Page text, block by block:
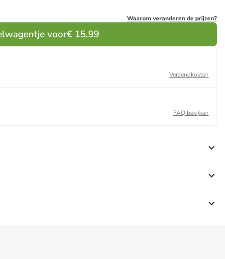
Waarom veranderen de prijzen?
voor€ 15,99
Verzendkosten
FAQ bekijken